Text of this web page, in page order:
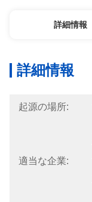
詳細情報
詳細情報
起源の場所:
適当な企業: